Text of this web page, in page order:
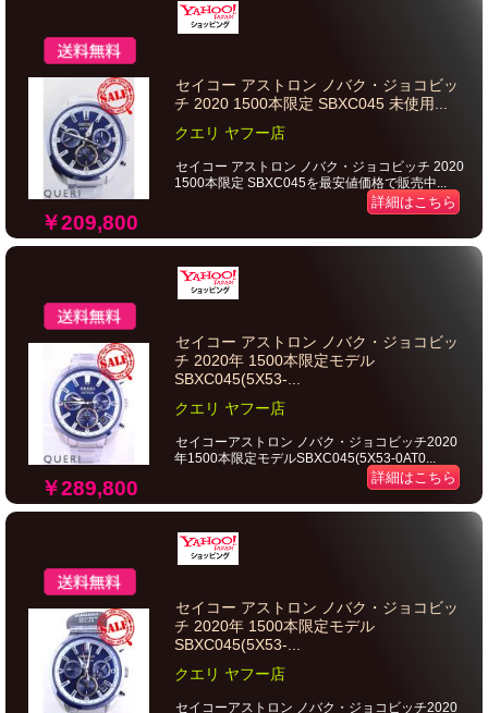
￥209,800
セイコー アストロン ノバク・ジョコビッ
チ 2020 1500本限定 SBXC045 未使用...
クエリ ヤフー店
セイコー アストロン ノバク・ジョコビッチ 2020
1500本限定 SBXC045を最安値価格で販売中...
詳細はこちら
￥289,800
セイコー アストロン ノバク・ジョコビッ
チ 2020年 1500本限定モデル
SBXC045(5X53-...
クエリ ヤフー店
セイコーアストロン ノバク・ジョコビッチ2020
年1500本限定モデルSBXC045(5X53-0AT0...
詳細はこちら
セイコー アストロン ノバク・ジョコビッ
チ 2020年 1500本限定モデル
SBXC045(5X53-...
クエリ ヤフー店
セイコーアストロン ノバク・ジョコビッチ2020